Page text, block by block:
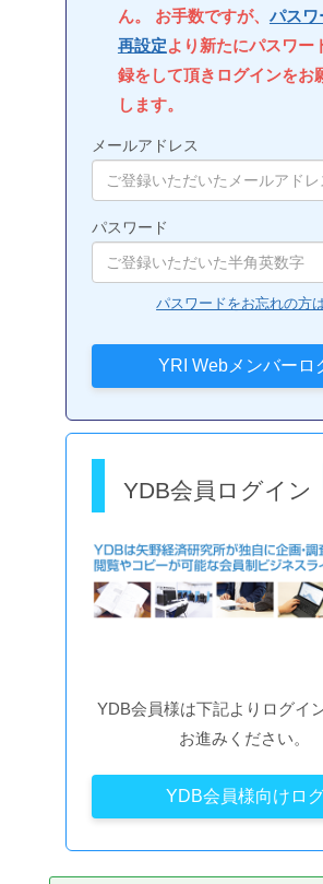
ん。 お手数ですが、 パスワ
再設定より新たにパスワー
録をして頂きログインをお
します。
メールアドレス
パスワード
パスワードをお忘れの方
YDB会員ログイン
YDB会員様は下記よりログイ
お進みください。
YDB会員様向けロ